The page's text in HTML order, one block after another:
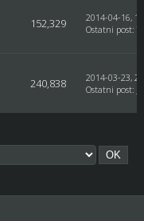
152,329
2014-04-16,
Ostatni post:
240,838
2014-03-23,
Ostatni post: